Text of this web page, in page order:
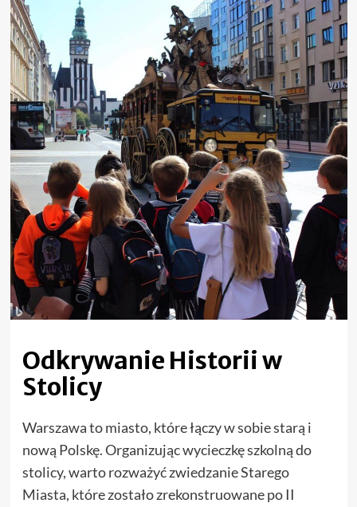
Odkrywanie Historii w
Stolicy
Warszawa to miasto, które łączy w sobie starą i
nową Polskę. Organizując wycieczkę szkolną do
stolicy, warto rozważyć zwiedzanie Starego
Miasta, które zostało zrekonstruowane po II